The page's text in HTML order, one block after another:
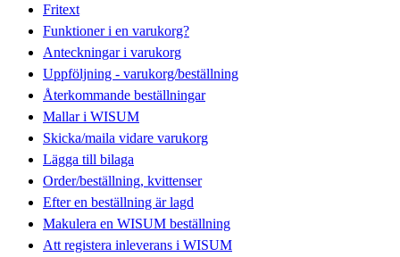
Fritext
Funktioner i en varukorg?
Anteckningar i varukorg
Uppföljning - varukorg/beställning
Återkommande beställningar
Mallar i WISUM
Skicka/maila vidare varukorg
Lägga till bilaga
Order/beställning, kvittenser
Efter en beställning är lagd
Makulera en WISUM beställning
Att registera inleverans i WISUM